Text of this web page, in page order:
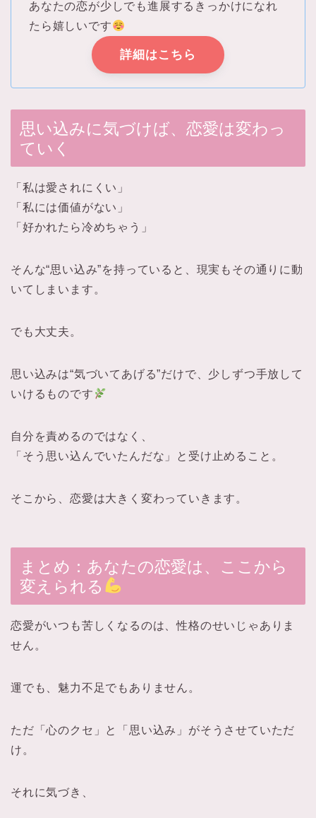
あなたの恋が少しでも進展するきっかけになれ
たら嬉しいです
詳細はこちら
思い込みに気づけば、恋愛は変わっ
ていく
「私は愛されにくい」
「私には価値がない」
「好かれたら冷めちゃう」
そんな“思い込み”を持っていると、現実もその通りに動
いてしまいます。
でも大丈夫。
思い込みは“気づいてあげる”だけで、少しずつ手放して
いけるものです
自分を責めるのではなく、
「そう思い込んでいたんだな」と受け止めること。
そこから、恋愛は大きく変わっていきます。
まとめ：あなたの恋愛は、ここから
変えられる
恋愛がいつも苦しくなるのは、性格のせいじゃありま
せん。
運でも、魅力不足でもありません。
ただ「心のクセ」と「思い込み」がそうさせていただ
け。
それに気づき、